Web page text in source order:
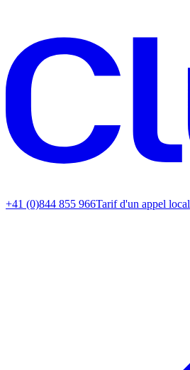
+41 (0)844 855 966Tarif d'un appel local